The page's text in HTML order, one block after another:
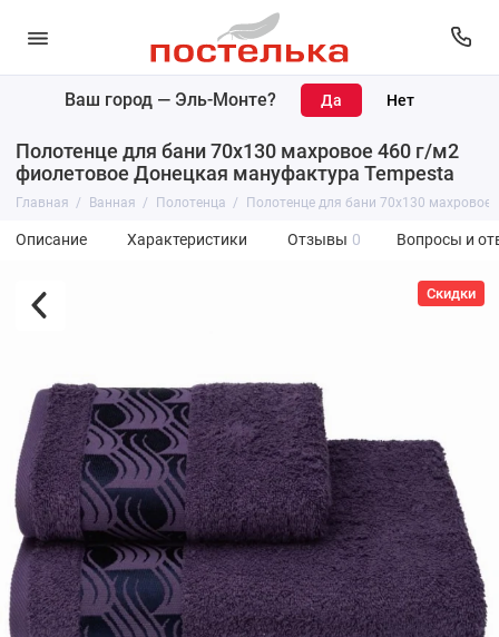
Ваш город — Эль-Монте?
Полотенце для бани 70х130 махровое 460 г/м2
фиолетовое Донецкая мануфактура Tempesta
Главная Ванная Полотенца Полотенце для бани 70х130
Описание Характеристики Отзывы 0 Вопросы и
Скидки